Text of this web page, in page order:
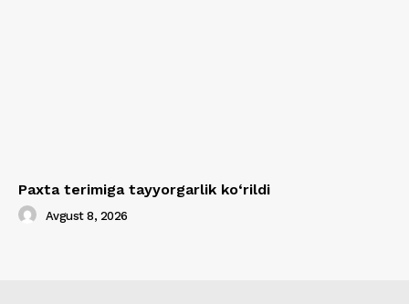
Paxta terimiga tayyorgarlik ko‘rildi
Avgust 8, 2026